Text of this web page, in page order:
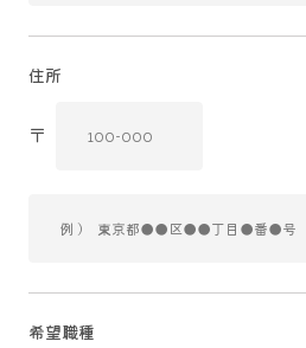
住所
〒
希望職種